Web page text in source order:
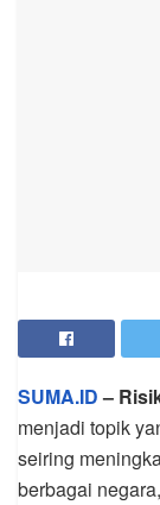
SUMA.ID–
menjadi topik
seiring
berbagai